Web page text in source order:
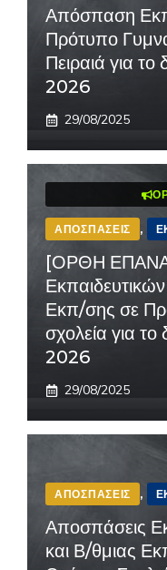
Απόσπαση
Πρότυπο
Πειραιά για το
2026
29/08/2025
ΑΠΟΣΠΆΣΕΙΣ ,
[ΟΡΘΗ
Εκπ/σης σε
σχολεία για το
2026
29/08/2025
ΑΠΟΣΠΆΣΕΙΣ ,
Αποσπάσεις
και Β/θμιας